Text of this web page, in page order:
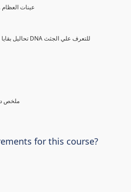
7- عينات
(19) تحاليل بقايا العظام وأشلاء الجثث وتحليل DNA للتعرف علي الجثث
(20)
for this course?